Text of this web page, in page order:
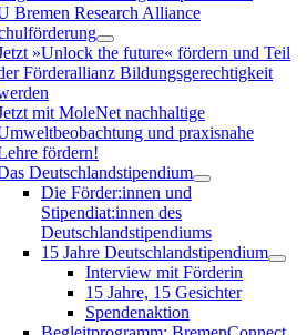
Bremen Research Alliance
»Unlock the future« fördern und Teil
Förderallianz Bildungsgerechtigkeit
mit MoleNet nachhaltige
und praxisnahe
fördern!
Deutschlandstipendium
Die Förder:innen und
Stipendiat:innen des
Deutschlandstipendiums
15 Jahre Deutschlandstipendium
Interview mit Förderin
15 Jahre, 15 Gesichter
Spendenaktion